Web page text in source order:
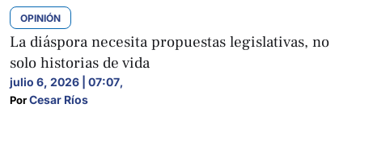
OPINIÓN
La diáspora necesita propuestas legislativas, no
solo historias de vida
julio 6, 2026 | 07:07,
Por Cesar Ríos